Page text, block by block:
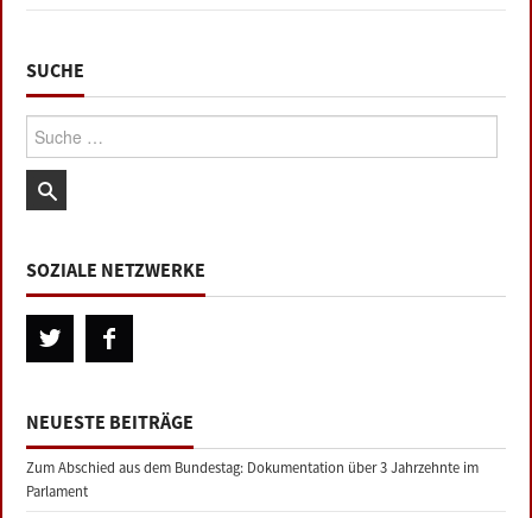
SUCHE
Suche:
SOZIALE NETZWERKE
NEUESTE BEITRÄGE
Zum Abschied aus dem Bundestag: Dokumentation über 3 Jahrzehnte im
Parlament